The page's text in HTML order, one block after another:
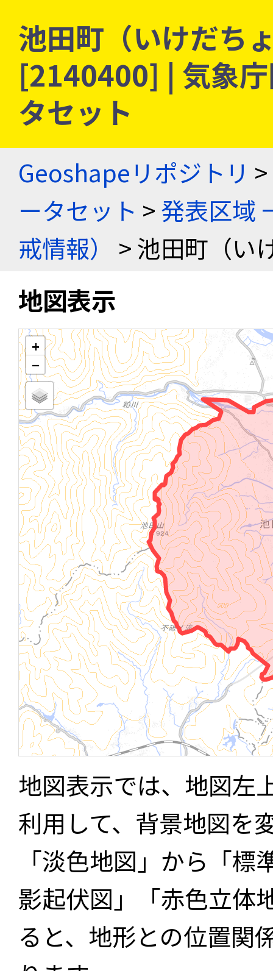
池田町（いけだち
[2140400] | 気象
タセット
Geoshapeリポジトリ >
ータセット >発表区域
戒情報）
> 池田町（い
地図表示
+
−
地図表示では、地図左
利用して、背景地図を
「淡色地図」から「
影起伏図」「赤色立体
ると、地形との位置関